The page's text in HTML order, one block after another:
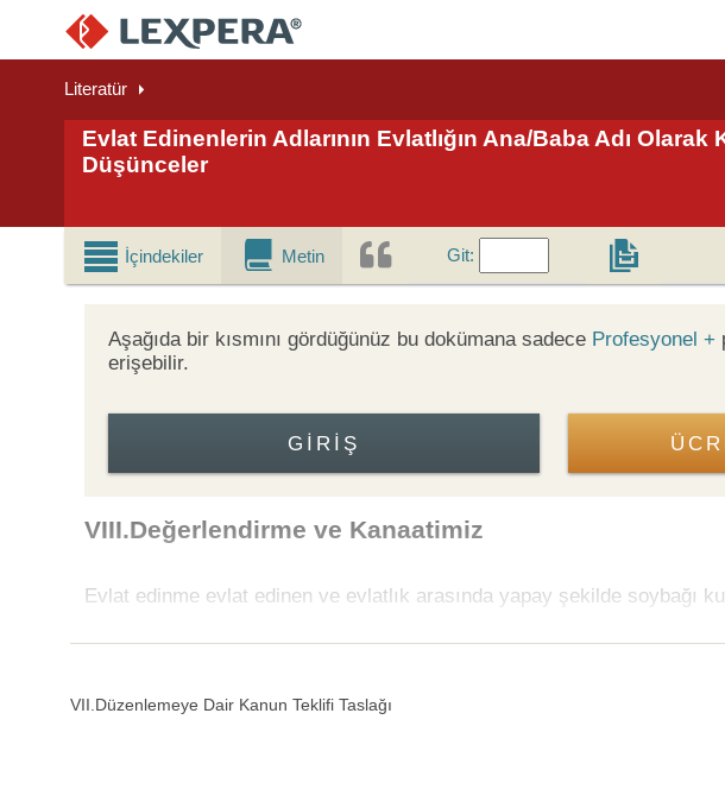
Literatür
Evlat Edinenlerin Adlarının Evlatlığın Ana/Baba Adı
Düşünceler
İçindekiler Metin Git:
Aşağıda bir kısmını gördüğünüz bu dokümana sadece Profesyonel +
erişebilir.
GIRIŞ
VIII.Değerlendirme ve Kanaatimiz
Evlat edinme evlat edinen ve evlatlık arasında yapay şekilde soybağı
VII.Düzenlemeye Dair Kanun Teklifi Taslağı